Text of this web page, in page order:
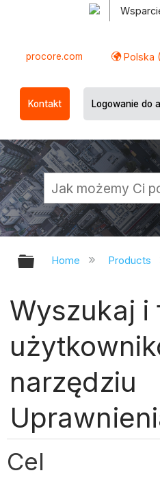
procore.com Polska
Kontakt Logowanie do
Expand/
Home Products
Wyszukaj i
narzędziu
Cel